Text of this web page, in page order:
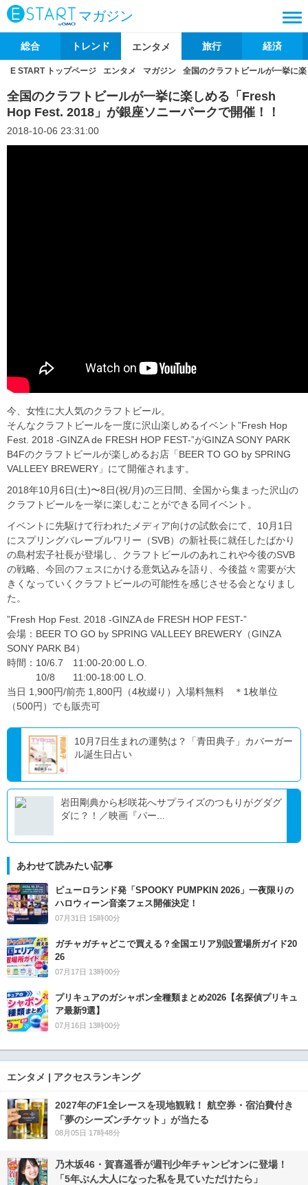
マガジン
総合 トレンド エンタメ 旅行 経済
E START トップページ エンタメ マガジン 全国のクラフトビールが一挙に
全国のクラフトビールが一挙に楽しめる「Fresh
Hop Fest. 2018」が銀座ソニーパークで開催！！
2018-10-06 23:31:00
今、女性に大人気のクラフトビール。
そんなクラフトビールを一度に沢山楽しめるイベント”Fresh Hop
Fest. 2018 -GINZA de FRESH HOP FEST-”がGINZA SONY PARK
B4Fのクラフトビールが楽しめるお店「BEER TO GO by SPRING
VALLEEY BREWERY」にて開催されます。
2018年10月6日(土)〜8日(祝/月)の三日間、全国から集まった沢山の
クラフトビールを一挙に楽しむことができる同イベント。
イベントに先駆けて行われたメディア向けの試飲会にて、10月1日
にスプリングバレーブルワリー（SVB）の新社長に就任したばかり
の島村宏子社長が登場し、クラフトビールのあれこれや今後のSVB
の戦略、今回のフェスにかける意気込みを語り、今後益々需要が大
きくなっていくクラフトビールの可能性を感じさせる会となりまし
た。
”Fresh Hop Fest. 2018 -GINZA de FRESH HOP FEST-”
会場：BEER TO GO by SPRING VALLEEY BREWERY（GINZA
SONY PARK B4）
時間：10/6.7 11:00-20:00 L.O.
10/8 11:00-18:00 L.O.
当日 1,900円/前売 1,800円（4枚綴り）入場料無料 ＊1枚単位
（500円）でも販売可
10月7日生まれの運勢は？「青田典子」カバーガー
ル誕生日占い
岩田剛典から杉咲花へサプライズのつもりがグダグ
ダに？！／映画『パー...
あわせて読みたい記事
ピューロランド発「SPOOKY PUMPKIN 2026」一夜限りの
ハロウィーン音楽フェス開催決定！
07月31日 15時00分
ガチャガチャどこで買える？全国エリア別設置場所ガイド20
26
07月17日 13時00分
プリキュアのガシャポン全種類まとめ2026【名探偵プリキュ
ア最新9選】
07月16日 13時00分
エンタメ | アクセスランキング
2027年のF1全レースを現地観戦！ 航空券・宿泊費付き
「夢のシーズンチケット」が当たる
08月05日 17時48分
乃木坂46・賀喜遥香が週刊少年チャンピオンに登場！
「5年ぶん大人になった私を見ていただけたら」